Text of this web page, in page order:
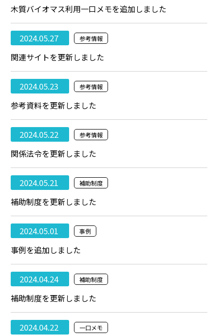
木質バイオマス利用一口メモを追加しました
2024.05.27 参考情報
関連サイトを更新しました
2024.05.23 参考情報
参考資料を更新しました
2024.05.22 参考情報
関係法令を更新しました
2024.05.21 補助制度
補助制度を更新しました
2024.05.01 事例
事例を追加しました
2024.04.24 補助制度
補助制度を更新しました
2024.04.22 一口メモ